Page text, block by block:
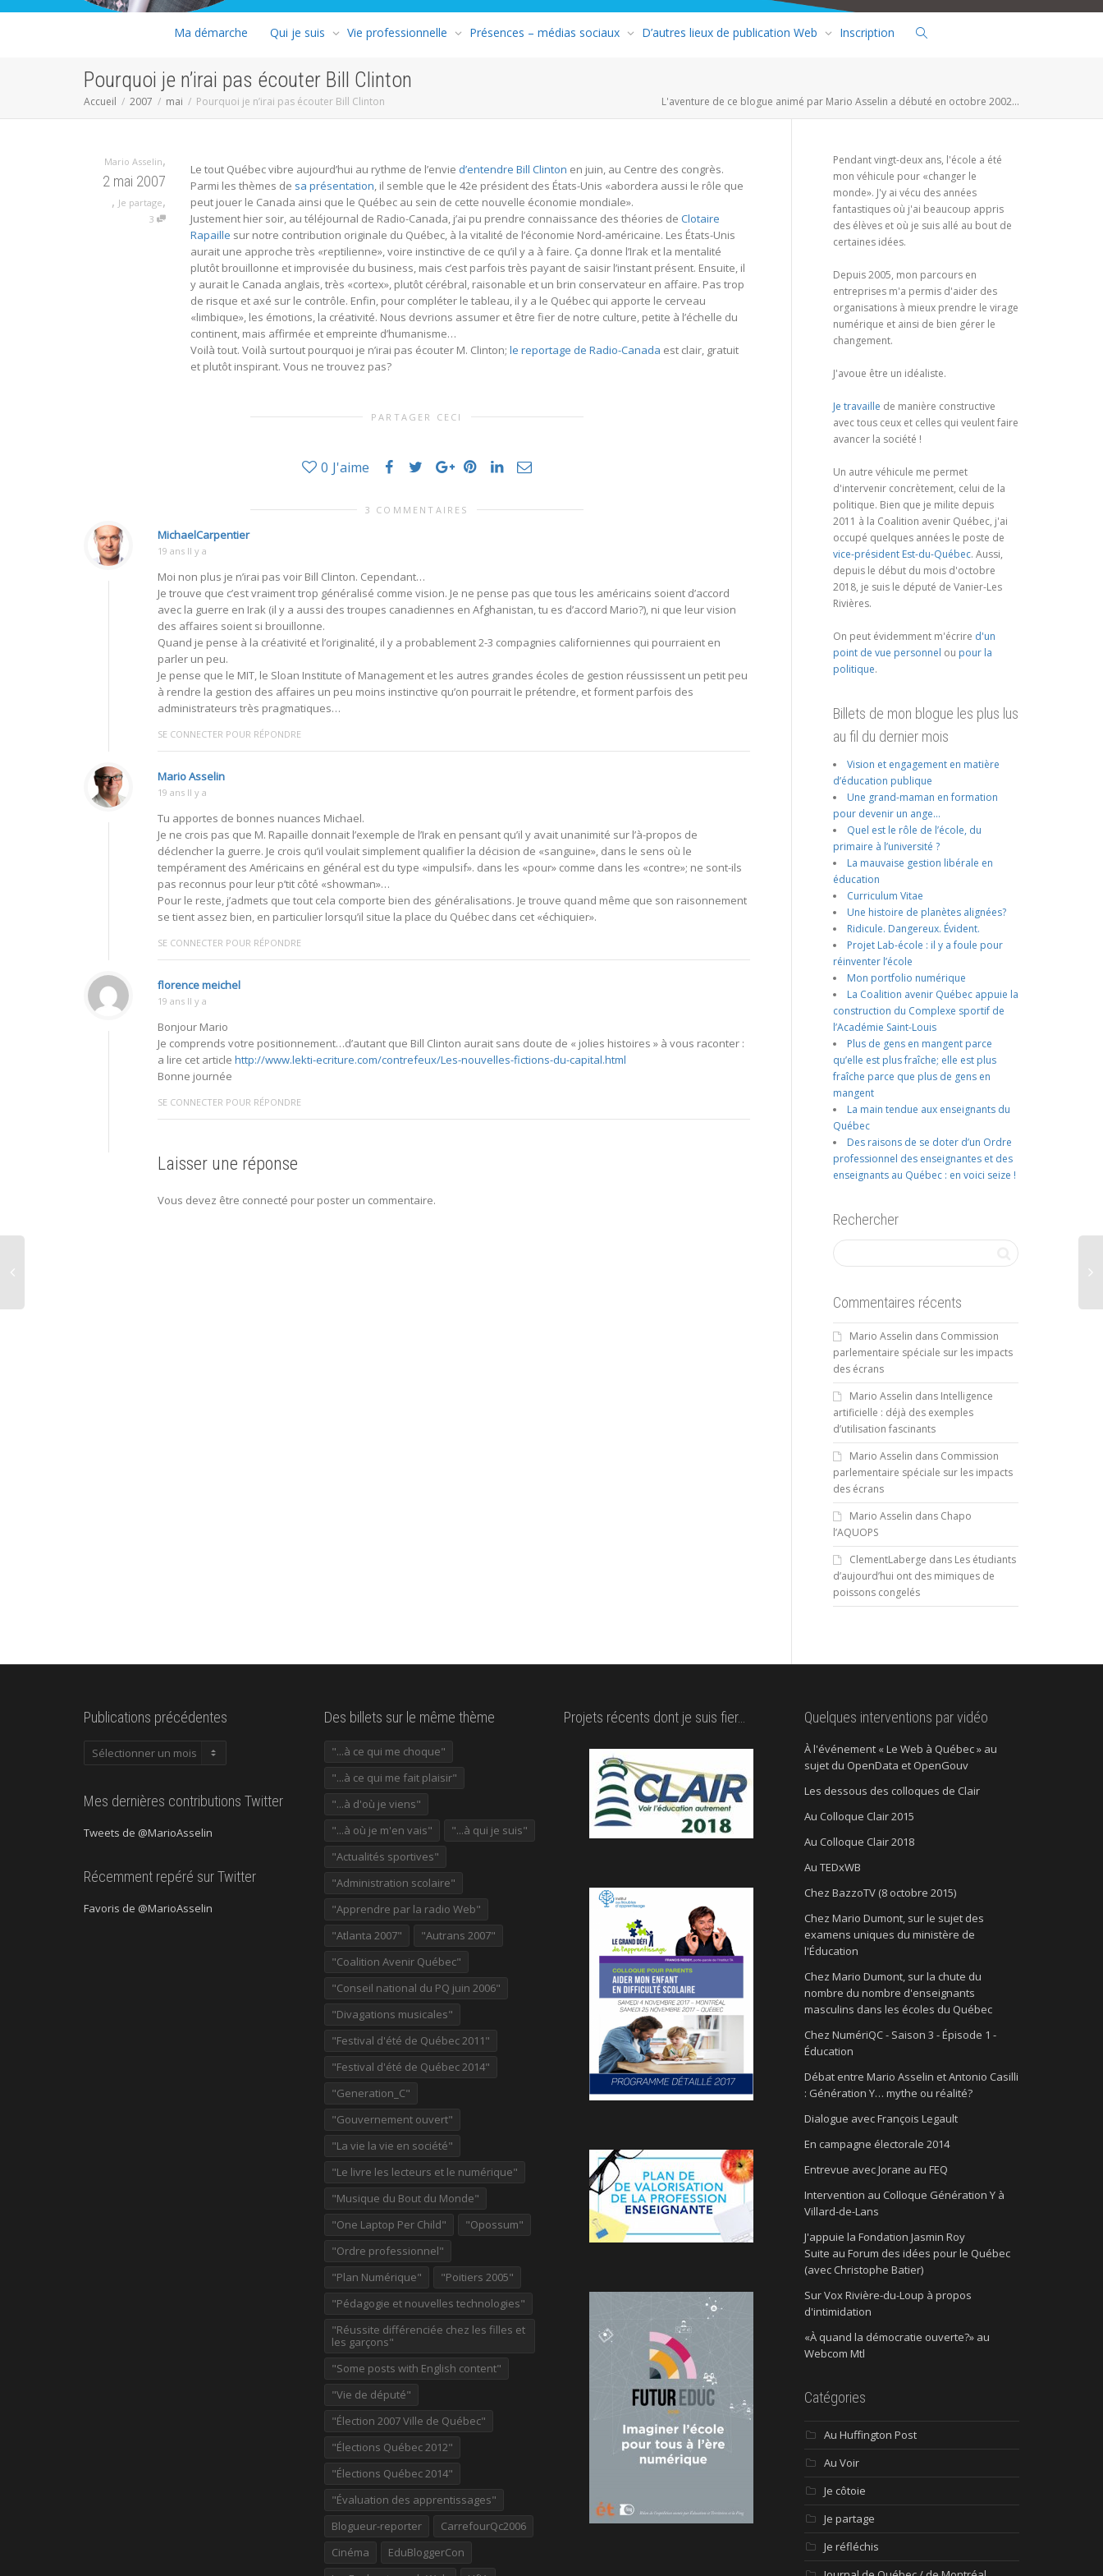
Ma démarche Qui je suis Vie professionnelle Présences – médias sociaux D’autres lieux de publication Web Inscription
Pourquoi je n’irai pas écouter Bill Clinton
Accueil 2007 mai Pourquoi je n’irai pas écouter Bill Clinton L'aventure de ce blogue animé par Mario Asselin a débuté en octobre 2002...
Mario Asselin,
2 mai 2007
, Je partage,
3
Le tout Québec vibre aujourd’hui au rythme de l’envie d’entendre Bill Clinton en juin, au Centre des congrès.
Parmi les thèmes de sa présentation, il semble que le 42e président des États-Unis «abordera aussi le rôle que
peut jouer le Canada ainsi que le Québec au sein de cette nouvelle économie mondiale».
Justement hier soir, au téléjournal de Radio-Canada, j’ai pu prendre connaissance des théories de Clotaire
Rapaille sur notre contribution originale du Québec, à la vitalité de l’économie Nord-américaine. Les États-Unis
aurait une approche très «reptilienne», voire instinctive de ce qu’il y a à faire. Ça donne l’Irak et la mentalité
plutôt brouillonne et improvisée du business, mais c’est parfois très payant de saisir l’instant présent. Ensuite, il
y aurait le Canada anglais, très «cortex», plutôt cérébral, raisonable et un brin conservateur en affaire. Pas trop
de risque et axé sur le contrôle. Enfin, pour compléter le tableau, il y a le Québec qui apporte le cerveau
«limbique», les émotions, la créativité. Nous devrions assumer et être fier de notre culture, petite à l’échelle du
continent, mais affirmée et empreinte d’humanisme…
Voilà tout. Voilà surtout pourquoi je n’irai pas écouter M. Clinton; le reportage de Radio-Canada est clair, gratuit
et plutôt inspirant. Vous ne trouvez pas?
PARTAGER CECI
0 J'aime
3 COMMENTAIRES
MichaelCarpentier
19 ans Il y a
Moi non plus je n’irai pas voir Bill Clinton. Cependant…
Je trouve que c’est vraiment trop généralisé comme vision. Je ne pense pas que tous les américains soient d’accord
avec la guerre en Irak (il y a aussi des troupes canadiennes en Afghanistan, tu es d’accord Mario?), ni que leur vision
des affaires soient si brouillonne.
Quand je pense à la créativité et l’originalité, il y a probablement 2-3 compagnies californiennes qui pourraient en
parler un peu.
Je pense que le MIT, le Sloan Institute of Management et les autres grandes écoles de gestion réussissent un petit peu
à rendre la gestion des affaires un peu moins instinctive qu’on pourrait le prétendre, et forment parfois des
administrateurs très pragmatiques…
SE CONNECTER POUR RÉPONDRE
Mario Asselin
19 ans Il y a
Tu apportes de bonnes nuances Michael.
Je ne crois pas que M. Rapaille donnait l’exemple de l’Irak en pensant qu’il y avait unanimité sur l’à-propos de
déclencher la guerre. Je crois qu’il voulait simplement qualifier la décision de «sanguine», dans le sens où le
tempérament des Américains en général est du type «impulsif». dans les «pour» comme dans les «contre»; ne sont-ils
pas reconnus pour leur p’tit côté «showman»…
Pour le reste, j’admets que tout cela comporte bien des généralisations. Je trouve quand même que son raisonnement
se tient assez bien, en particulier lorsqu’il situe la place du Québec dans cet «échiquier».
SE CONNECTER POUR RÉPONDRE
florence meichel
19 ans Il y a
Bonjour Mario
Je comprends votre positionnement…d’autant que Bill Clinton aurait sans doute de « jolies histoires » à vous raconter :
a lire cet article http://www.lekti-ecriture.com/contrefeux/Les-nouvelles-fictions-du-capital.html
Bonne journée
SE CONNECTER POUR RÉPONDRE
Laisser une réponse
Vous devez être connecté pour poster un commentaire.
Pendant vingt-deux ans, l'école a été
mon véhicule pour «changer le
monde». J'y ai vécu des années
fantastiques où j'ai beaucoup appris
des élèves et où je suis allé au bout de
certaines idées.
Depuis 2005, mon parcours en
entreprises m'a permis d'aider des
organisations à mieux prendre le virage
numérique et ainsi de bien gérer le
changement.
J'avoue être un idéaliste.
Je travaille de manière constructive
avec tous ceux et celles qui veulent faire
avancer la société !
Un autre véhicule me permet
d'intervenir concrètement, celui de la
politique. Bien que je milite depuis
2011 à la Coalition avenir Québec, j'ai
occupé quelques années le poste de
vice-président Est-du-Québec. Aussi,
depuis le début du mois d'octobre
2018, je suis le député de Vanier-Les
Rivières.
On peut évidemment m'écrire d'un
point de vue personnel ou pour la
politique.
Billets de mon blogue les plus lus
au fil du dernier mois
Vision et engagement en matière
d’éducation publique
Une grand-maman en formation
pour devenir un ange…
Quel est le rôle de l’école, du
primaire à l’université ?
La mauvaise gestion libérale en
éducation
Curriculum Vitae
Une histoire de planètes alignées?
Ridicule. Dangereux. Évident.
Projet Lab-école : il y a foule pour
réinventer l’école
Mon portfolio numérique
La Coalition avenir Québec appuie la
construction du Complexe sportif de
l’Académie Saint-Louis
Plus de gens en mangent parce
qu’elle est plus fraîche; elle est plus
fraîche parce que plus de gens en
mangent
La main tendue aux enseignants du
Québec
Des raisons de se doter d’un Ordre
professionnel des enseignantes et des
enseignants au Québec : en voici seize !
Rechercher
Commentaires récents
Mario Asselin dans Commission
parlementaire spéciale sur les impacts
des écrans
Mario Asselin dans Intelligence
artificielle : déjà des exemples
d’utilisation fascinants
Mario Asselin dans Commission
parlementaire spéciale sur les impacts
des écrans
Mario Asselin dans Chapo
l’AQUOPS
ClementLaberge dans Les étudiants
d’aujourd’hui ont des mimiques de
poissons congelés
Publications précédentes
Publications
Mes dernières contributions Twitter
Tweets de @MarioAsselin
Récemment repéré sur Twitter
Favoris de @MarioAsselin
Des billets sur le même thème
"...à ce qui me choque"
"...à ce qui me fait plaisir"
"...à d'où je viens"
"...à où je m'en vais"
"...à qui je suis"
"Actualités sportives"
"Administration scolaire"
"Apprendre par la radio Web"
"Atlanta 2007"
"Autrans 2007"
"Coalition Avenir Québec"
"Conseil national du PQ juin 2006"
"Divagations musicales"
"Festival d'été de Québec 2011"
"Festival d'été de Québec 2014"
"Generation_C"
"Gouvernement ouvert"
"La vie la vie en société"
"Le livre les lecteurs et le numérique"
"Musique du Bout du Monde"
"One Laptop Per Child"
"Opossum"
"Ordre professionnel"
"Plan Numérique"
"Poitiers 2005"
"Pédagogie et nouvelles technologies"
"Réussite différenciée chez les filles et
les garçons"
"Some posts with English content"
"Vie de député"
"Élection 2007 Ville de Québec"
"Élections Québec 2012"
"Élections Québec 2014"
"Évaluation des apprentissages"
Blogueur-reporter
CarrefourQc2006
Cinéma
EduBloggerCon
Projets récents dont je suis fier… Quelques interventions par vidéo
À l'événement « Le Web à Québec » au
sujet du OpenData et OpenGouv
Les dessous des colloques de Clair
Au Colloque Clair 2015
Au Colloque Clair 2018
Au TEDxWB
Chez BazzoTV (8 octobre 2015)
Chez Mario Dumont, sur le sujet des
examens uniques du ministère de
l'Éducation
Chez Mario Dumont, sur la chute du
nombre du nombre d'enseignants
masculins dans les écoles du Québec
Chez NumériQC - Saison 3 - Épisode 1 -
Éducation
Débat entre Mario Asselin et Antonio Casilli
: Génération Y… mythe ou réalité?
Dialogue avec François Legault
En campagne électorale 2014
Entrevue avec Jorane au FEQ
Intervention au Colloque Génération Y à
Villard-de-Lans
J'appuie la Fondation Jasmin Roy
Suite au Forum des idées pour le Québec
(avec Christophe Batier)
Sur Vox Rivière-du-Loup à propos
d'intimidation
«À quand la démocratie ouverte?» au
Webcom Mtl
Catégories
Au Huffington Post
Au Voir
Je côtoie
Je partage
Je réfléchis